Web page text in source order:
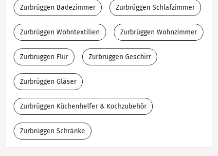
Zurbrüggen Badezimmer Zurbrüggen Schlafzimmer
Zurbrüggen Wohntextilien Zurbrüggen Wohnzimmer
Zurbrüggen Flur Zurbrüggen Geschirr
Zurbrüggen Gläser
Zurbrüggen Küchenhelfer & Kochzubehör
Zurbrüggen Schränke